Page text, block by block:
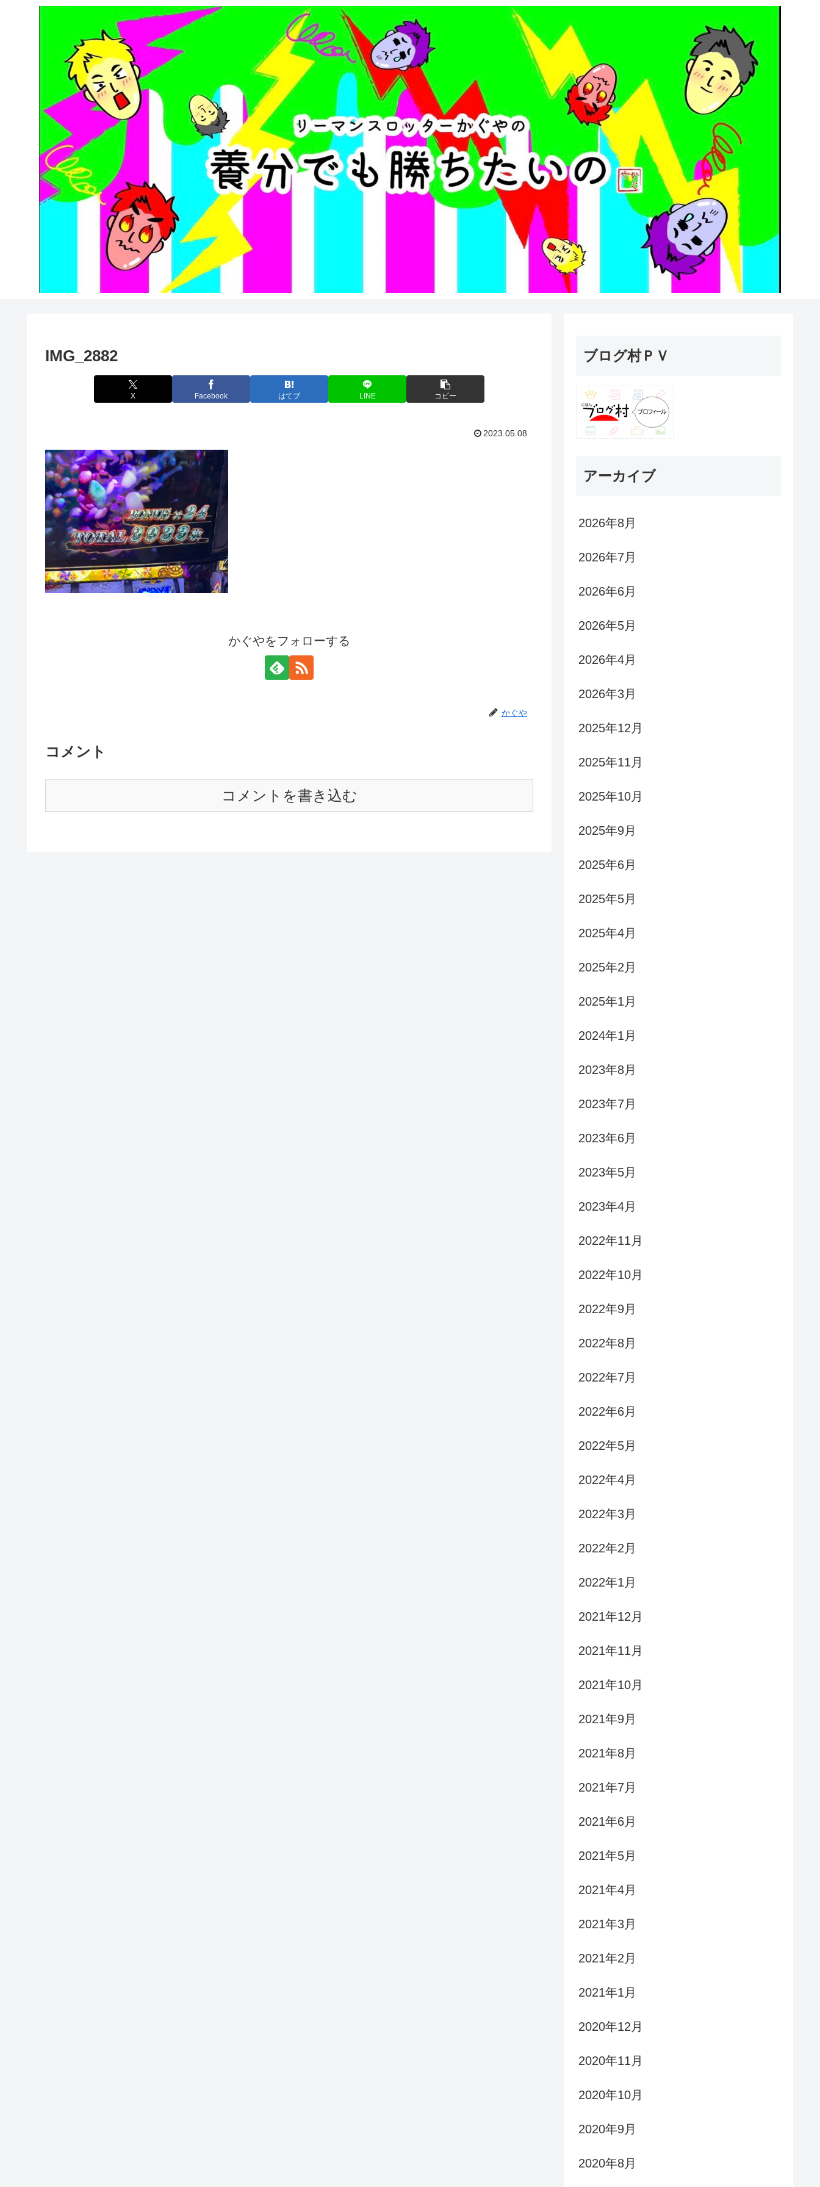
IMG_2882
X Facebook はてブ LINE コピー
2023.05.08
かぐやをフォローする
かぐや
コメント
コメントを書き込む
ブログ村ＰＶ
アーカイブ
2026年8月
2026年7月
2026年6月
2026年5月
2026年4月
2026年3月
2025年12月
2025年11月
2025年10月
2025年9月
2025年6月
2025年5月
2025年4月
2025年2月
2025年1月
2024年1月
2023年8月
2023年7月
2023年6月
2023年5月
2023年4月
2022年11月
2022年10月
2022年9月
2022年8月
2022年7月
2022年6月
2022年5月
2022年4月
2022年3月
2022年2月
2022年1月
2021年12月
2021年11月
2021年10月
2021年9月
2021年8月
2021年7月
2021年6月
2021年5月
2021年4月
2021年3月
2021年2月
2021年1月
2020年12月
2020年11月
2020年10月
2020年9月
2020年8月